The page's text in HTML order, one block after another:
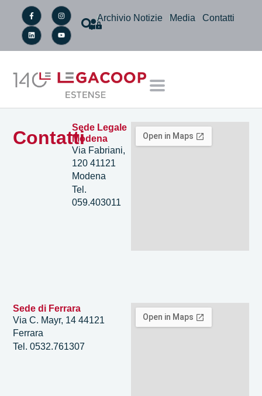
Archivio Notizie Media Contatti
ContattiSede Legale
Modena
Via Fabriani,
120 41121
Modena
Tel.
059.403011
Sede di Ferrara
Via C. Mayr, 14 44121
Ferrara
Tel. 0532.761307